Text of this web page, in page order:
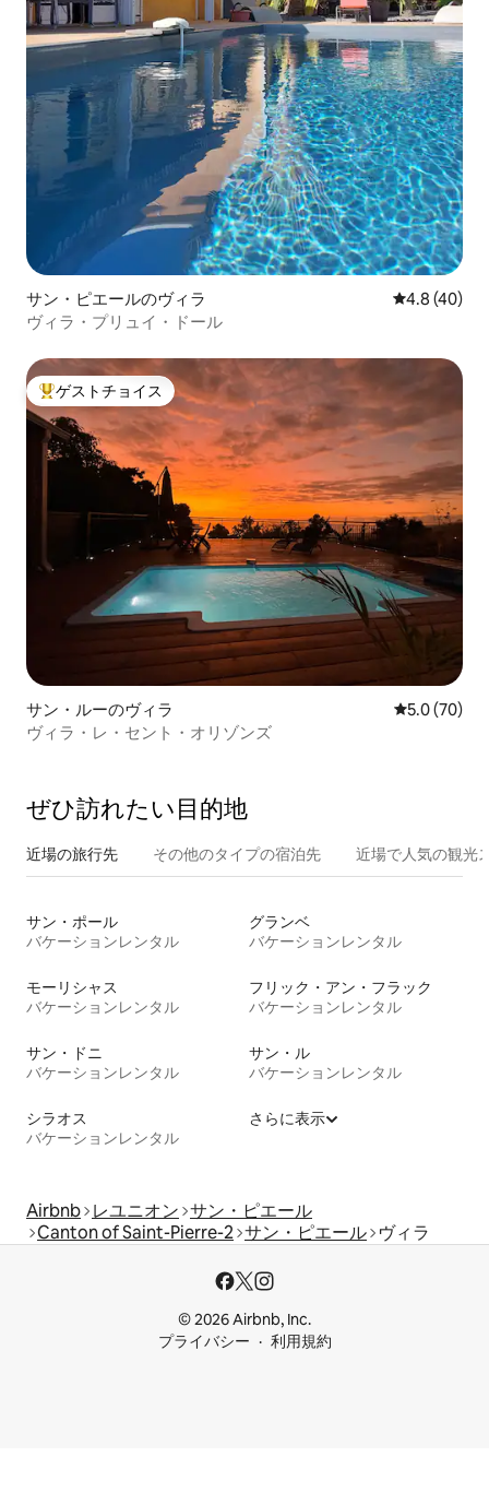
サン・ピエールのヴィラ レビュー40
4.8 (40)
ヴィラ・プリュイ・ドール
大好評のゲストチョイスです。
ゲストチョイス
サン・ルーのヴィラ レビュー70
5.0 (70)
ヴィラ・レ・セント・オリゾンズ
ぜひ訪⁠れ⁠た⁠い目⁠的⁠地
近場の旅行先 その他のタ⁠イ⁠プ⁠の宿⁠泊⁠先 近場で人気の観光
サン・ポール
バケーションレンタル
グランベ
バケーションレンタル
モーリシャス
バケーションレンタル
フリック・アン・フラック
バケーションレンタル
サン・ドニ
バケーションレンタル
サン・ル
バケーションレンタル
シラオス
バケーションレンタル
さらに表示
Airbnb レユニオン サン・ピエール
Canton of Saint-Pierre-2 サン・ピエール ヴィラ
© 2026 Airbnb, Inc.
プライバシー
利用規約